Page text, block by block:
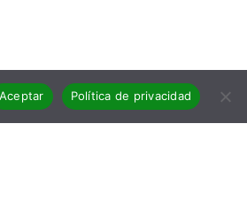
Aceptar Política de privacidad